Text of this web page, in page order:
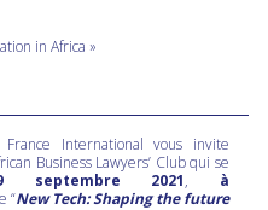
in Africa »
International vous invite
Business Lawyers’ Club qui se
septembre 2021, à
“New Tech: Shaping the future